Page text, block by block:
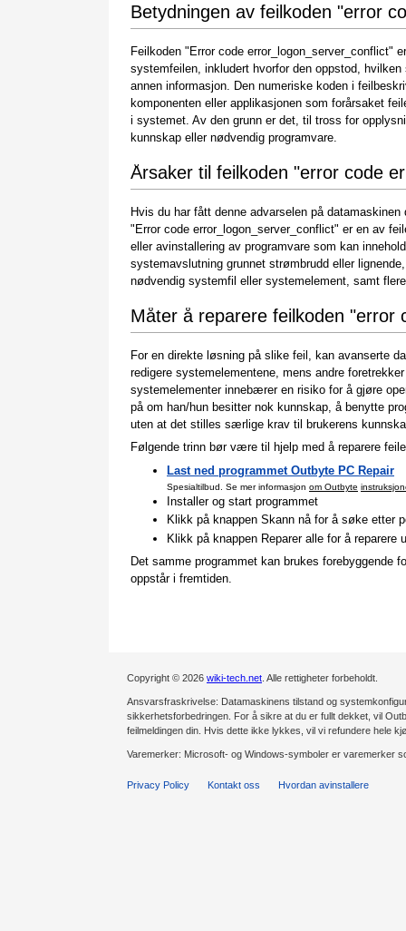
Betydningen av feilkoden "error
Feilkoden "Error code error_logon_server_conflict"
systemfeilen, inkludert hvorfor den oppstod,
annen informasjon. Den numeriske koden i
komponenten eller applikasjonen som forårsaket
i systemet. Av den grunn er det, til tross for
kunnskap eller nødvendig programvare.
Årsaker til feilkoden "error code
Hvis du har fått denne advarselen på
"Error code error_logon_server_conflict" er en av
eller avinstallering av programvare som kan
systemavslutning grunnet strømbrudd eller
nødvendig systemfil eller systemelement, samt
Måter å reparere feilkoden "error
For en direkte løsning på slike feil, kan avanserte
redigere systemelementene, mens andre
systemelementer innebærer en risiko for å gjøre
på om han/hun besitter nok kunnskap, å benytte
uten at det stilles særlige krav til brukerens
Følgende trinn bør være til hjelp med å reparere
Last ned programmet Outbyte PC Repair
Spesialtilbud. Se mer informasjon om Outbyte
Installer og start programmet
Klikk på knappen Skann nå for å søke etter
Klikk på knappen Reparer alle for å reparere
Det samme programmet kan brukes forebyggende
oppstår i fremtiden.
Copyright © 2026 wiki-tech.net . Alle rettigheter forbeholdt.
Ansvarsfraskrivelse: Datamaskinens tilstand og
sikkerhetsforbedringen. For å sikre at du er fullt dekket, vil
feilmeldingen din. Hvis dette ikke lykkes, vil vi refundere hele
Varemerker: Microsoft- og Windows-symboler er varemerker
Privacy Policy Kontakt oss Hvordan avinstallere